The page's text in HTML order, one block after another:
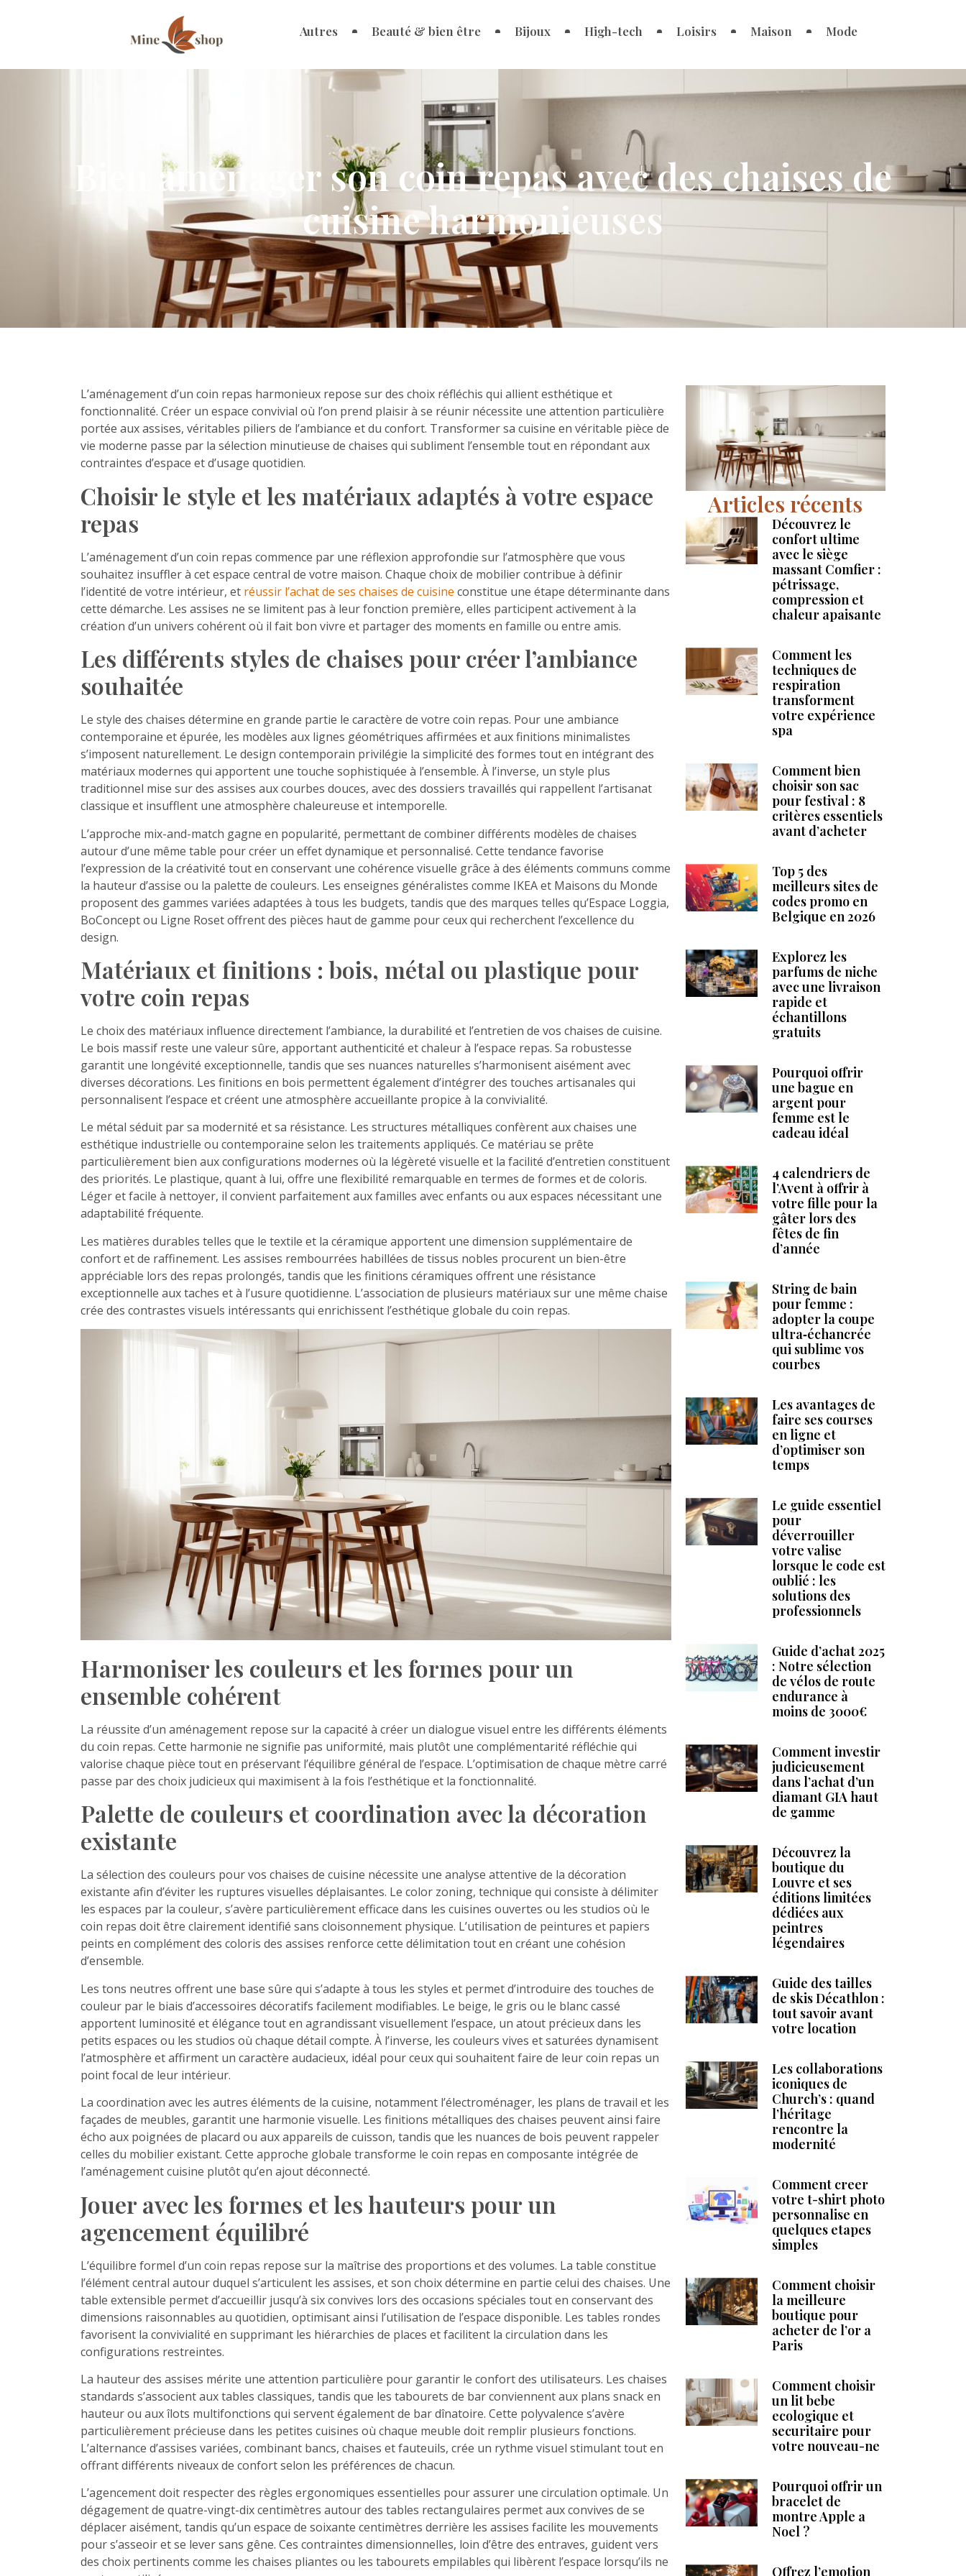
Autres Beauté & bien être Bijoux High-tech Loisirs Maison Mode
Bien aménager son coin repas avec des chaises de
cuisine harmonieuses
L’aménagement d’un coin repas harmonieux repose sur des choix réfléchis qui allient esthétique et
fonctionnalité. Créer un espace convivial où l’on prend plaisir à se réunir nécessite une attention particulière
portée aux assises, véritables piliers de l’ambiance et du confort. Transformer sa cuisine en véritable pièce de
vie moderne passe par la sélection minutieuse de chaises qui subliment l’ensemble tout en répondant aux
contraintes d’espace et d’usage quotidien.
Choisir le style et les matériaux adaptés à votre espace
repas
L’aménagement d’un coin repas commence par une réflexion approfondie sur l’atmosphère que vous
souhaitez insuffler à cet espace central de votre maison. Chaque choix de mobilier contribue à définir
l’identité de votre intérieur, et réussir l’achat de ses chaises de cuisine constitue une étape déterminante dans
cette démarche. Les assises ne se limitent pas à leur fonction première, elles participent activement à la
création d’un univers cohérent où il fait bon vivre et partager des moments en famille ou entre amis.
Les différents styles de chaises pour créer l’ambiance
souhaitée
Le style des chaises détermine en grande partie le caractère de votre coin repas. Pour une ambiance
contemporaine et épurée, les modèles aux lignes géométriques affirmées et aux finitions minimalistes
s’imposent naturellement. Le design contemporain privilégie la simplicité des formes tout en intégrant des
matériaux modernes qui apportent une touche sophistiquée à l’ensemble. À l’inverse, un style plus
traditionnel mise sur des assises aux courbes douces, avec des dossiers travaillés qui rappellent l’artisanat
classique et insufflent une atmosphère chaleureuse et intemporelle.
L’approche mix-and-match gagne en popularité, permettant de combiner différents modèles de chaises
autour d’une même table pour créer un effet dynamique et personnalisé. Cette tendance favorise
l’expression de la créativité tout en conservant une cohérence visuelle grâce à des éléments communs comme
la hauteur d’assise ou la palette de couleurs. Les enseignes généralistes comme IKEA et Maisons du Monde
proposent des gammes variées adaptées à tous les budgets, tandis que des marques telles qu’Espace Loggia,
BoConcept ou Ligne Roset offrent des pièces haut de gamme pour ceux qui recherchent l’excellence du
design.
Matériaux et finitions : bois, métal ou plastique pour
votre coin repas
Le choix des matériaux influence directement l’ambiance, la durabilité et l’entretien de vos chaises de cuisine.
Le bois massif reste une valeur sûre, apportant authenticité et chaleur à l’espace repas. Sa robustesse
garantit une longévité exceptionnelle, tandis que ses nuances naturelles s’harmonisent aisément avec
diverses décorations. Les finitions en bois permettent également d’intégrer des touches artisanales qui
personnalisent l’espace et créent une atmosphère accueillante propice à la convivialité.
Le métal séduit par sa modernité et sa résistance. Les structures métalliques confèrent aux chaises une
esthétique industrielle ou contemporaine selon les traitements appliqués. Ce matériau se prête
particulièrement bien aux configurations modernes où la légèreté visuelle et la facilité d’entretien constituent
des priorités. Le plastique, quant à lui, offre une flexibilité remarquable en termes de formes et de coloris.
Léger et facile à nettoyer, il convient parfaitement aux familles avec enfants ou aux espaces nécessitant une
adaptabilité fréquente.
Les matières durables telles que le textile et la céramique apportent une dimension supplémentaire de
confort et de raffinement. Les assises rembourrées habillées de tissus nobles procurent un bien-être
appréciable lors des repas prolongés, tandis que les finitions céramiques offrent une résistance
exceptionnelle aux taches et à l’usure quotidienne. L’association de plusieurs matériaux sur une même chaise
crée des contrastes visuels intéressants qui enrichissent l’esthétique globale du coin repas.
Harmoniser les couleurs et les formes pour un
ensemble cohérent
La réussite d’un aménagement repose sur la capacité à créer un dialogue visuel entre les différents éléments
du coin repas. Cette harmonie ne signifie pas uniformité, mais plutôt une complémentarité réfléchie qui
valorise chaque pièce tout en préservant l’équilibre général de l’espace. L’optimisation de chaque mètre carré
passe par des choix judicieux qui maximisent à la fois l’esthétique et la fonctionnalité.
Palette de couleurs et coordination avec la décoration
existante
La sélection des couleurs pour vos chaises de cuisine nécessite une analyse attentive de la décoration
existante afin d’éviter les ruptures visuelles déplaisantes. Le color zoning, technique qui consiste à délimiter
les espaces par la couleur, s’avère particulièrement efficace dans les cuisines ouvertes ou les studios où le
coin repas doit être clairement identifié sans cloisonnement physique. L’utilisation de peintures et papiers
peints en complément des coloris des assises renforce cette délimitation tout en créant une cohésion
d’ensemble.
Les tons neutres offrent une base sûre qui s’adapte à tous les styles et permet d’introduire des touches de
couleur par le biais d’accessoires décoratifs facilement modifiables. Le beige, le gris ou le blanc cassé
apportent luminosité et élégance tout en agrandissant visuellement l’espace, un atout précieux dans les
petits espaces ou les studios où chaque détail compte. À l’inverse, les couleurs vives et saturées dynamisent
l’atmosphère et affirment un caractère audacieux, idéal pour ceux qui souhaitent faire de leur coin repas un
point focal de leur intérieur.
La coordination avec les autres éléments de la cuisine, notamment l’électroménager, les plans de travail et les
façades de meubles, garantit une harmonie visuelle. Les finitions métalliques des chaises peuvent ainsi faire
écho aux poignées de placard ou aux appareils de cuisson, tandis que les nuances de bois peuvent rappeler
celles du mobilier existant. Cette approche globale transforme le coin repas en composante intégrée de
l’aménagement cuisine plutôt qu’en ajout déconnecté.
Jouer avec les formes et les hauteurs pour un
agencement équilibré
L’équilibre formel d’un coin repas repose sur la maîtrise des proportions et des volumes. La table constitue
l’élément central autour duquel s’articulent les assises, et son choix détermine en partie celui des chaises. Une
table extensible permet d’accueillir jusqu’à six convives lors des occasions spéciales tout en conservant des
dimensions raisonnables au quotidien, optimisant ainsi l’utilisation de l’espace disponible. Les tables rondes
favorisent la convivialité en supprimant les hiérarchies de places et facilitent la circulation dans les
configurations restreintes.
La hauteur des assises mérite une attention particulière pour garantir le confort des utilisateurs. Les chaises
standards s’associent aux tables classiques, tandis que les tabourets de bar conviennent aux plans snack en
hauteur ou aux îlots multifonctions qui servent également de bar dînatoire. Cette polyvalence s’avère
particulièrement précieuse dans les petites cuisines où chaque meuble doit remplir plusieurs fonctions.
L’alternance d’assises variées, combinant bancs, chaises et fauteuils, crée un rythme visuel stimulant tout en
offrant différents niveaux de confort selon les préférences de chacun.
L’agencement doit respecter des règles ergonomiques essentielles pour assurer une circulation optimale. Un
dégagement de quatre-vingt-dix centimètres autour des tables rectangulaires permet aux convives de se
déplacer aisément, tandis qu’un espace de soixante centimètres derrière les assises facilite les mouvements
pour s’asseoir et se lever sans gêne. Ces contraintes dimensionnelles, loin d’être des entraves, guident vers
des choix pertinents comme les chaises pliantes ou les tabourets empilables qui libèrent l’espace lorsqu’ils ne
Articles récents
Découvrez le
confort ultime
avec le siège
massant Comfier :
pétrissage,
compression et
chaleur apaisante
Comment les
techniques de
respiration
transforment
votre expérience
spa
Comment bien
choisir son sac
pour festival : 8
critères essentiels
avant d’acheter
Top 5 des
meilleurs sites de
codes promo en
Belgique en 2026
Explorez les
parfums de niche
avec une livraison
rapide et
échantillons
gratuits
Pourquoi offrir
une bague en
argent pour
femme est le
cadeau idéal
4 calendriers de
l’Avent à offrir à
votre fille pour la
gâter lors des
fêtes de fin
d’année
String de bain
pour femme :
adopter la coupe
ultra‑échancrée
qui sublime vos
courbes
Les avantages de
faire ses courses
en ligne et
d’optimiser son
temps
Le guide essentiel
pour
déverrouiller
votre valise
lorsque le code est
oublié : les
solutions des
professionnels
Guide d’achat 2025
: Notre sélection
de vélos de route
endurance à
moins de 3000€
Comment investir
judicieusement
dans l’achat d’un
diamant GIA haut
de gamme
Découvrez la
boutique du
Louvre et ses
éditions limitées
dédiées aux
peintres
légendaires
Guide des tailles
de skis Décathlon :
tout savoir avant
votre location
Les collaborations
iconiques de
Church’s : quand
l’héritage
rencontre la
modernité
Comment creer
votre t-shirt photo
personnalise en
quelques etapes
simples
Comment choisir
la meilleure
boutique pour
acheter de l’or a
Paris
Comment choisir
un lit bebe
ecologique et
securitaire pour
votre nouveau-ne
Pourquoi offrir un
bracelet de
montre Apple a
Noel ?
Offrez l’emotion